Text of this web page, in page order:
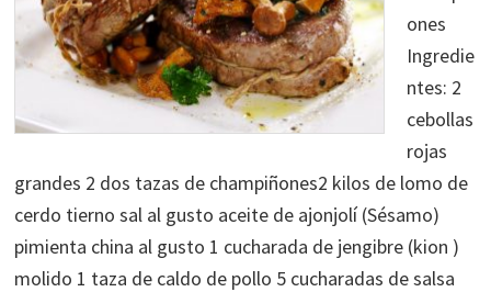
ones
Ingredie
ntes: 2
cebollas
rojas
grandes 2 dos tazas de champiñones2 kilos de lomo de
cerdo tierno sal al gusto aceite de ajonjolí (Sésamo)
pimienta china al gusto 1 cucharada de jengibre (kion )
molido 1 taza de caldo de pollo 5 cucharadas de salsa